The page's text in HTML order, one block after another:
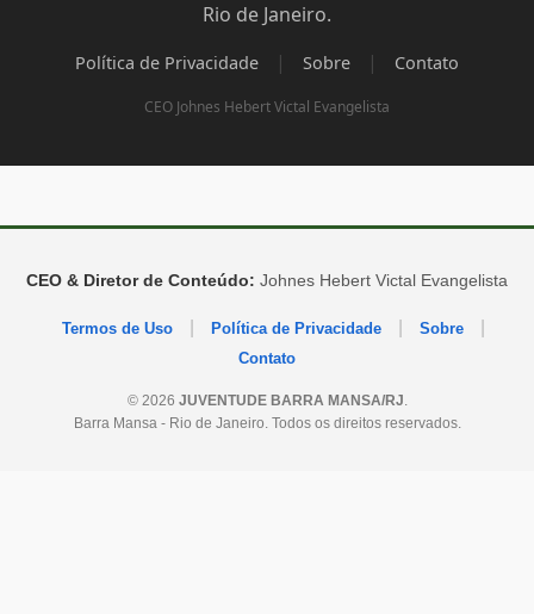
Rio de Janeiro.
Política de Privacidade | Sobre | Contato
CEO Johnes Hebert Victal Evangelista
CEO & Diretor de Conteúdo: Johnes Hebert Victal Evangelista
Termos de Uso Política de Privacidade Sobre
Contato
© 2026 JUVENTUDE BARRA MANSA/RJ.
Barra Mansa - Rio de Janeiro. Todos os direitos reservados.